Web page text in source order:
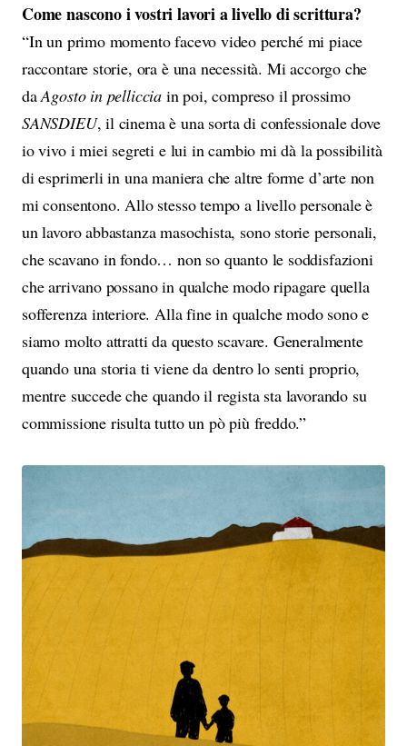
Come nascono i vostri lavori a livello di scrittura?
“In un primo momento facevo video perché mi piace
raccontare storie, ora è una necessità. Mi accorgo che
daAgosto in pelliccia in poi, compreso il prossimo
SANSDIEU, il cinema è una sorta di confessionale dove
io vivo i miei segreti e lui in cambio mi dà la possibilità
di esprimerli in una maniera che altre forme d’arte non
mi consentono. Allo stesso tempo a livello personale è
un lavoro abbastanza masochista, sono storie personali,
che scavano in fondo… non so quanto le soddisfazioni
che arrivano possano in qualche modo ripagare quella
sofferenza interiore. Alla fine in qualche modo sono e
siamo molto attratti da questo scavare. Generalmente
quando una storia ti viene da dentro lo senti proprio,
mentre succede che quando il regista sta lavorando su
commissione risulta tutto un pò più freddo.”